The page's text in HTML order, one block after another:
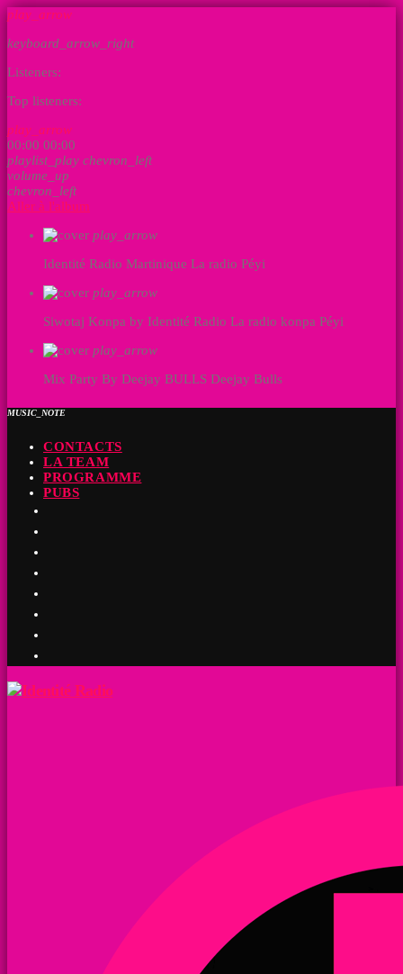
play_arrow
keyboard_arrow_right
Listeners:
Top listeners:
play_arrow
00:00 00:00
playlist_play chevron_left
volume_up
chevron_left
Aller à l'album
play_arrow
Identité Radio Martinique La radio Péyi
play_arrow
Siwotaj Konpa by Identité Radio La radio konpa Péyi
play_arrow
Mix Party By Deejay BULLS Deejay Bulls
MUSIC_NOTE
CONTACTS
LA TEAM
PROGRAMME
PUBS